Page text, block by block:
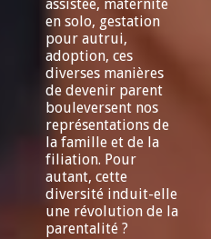
assistée, maternité
en solo, gestation
pour autrui,
adoption, ces
diverses manières
de devenir parent
bouleversent nos
représentations de
la famille et de la
filiation. Pour
autant, cette
diversité induit-elle
une révolution de la
parentalité ?